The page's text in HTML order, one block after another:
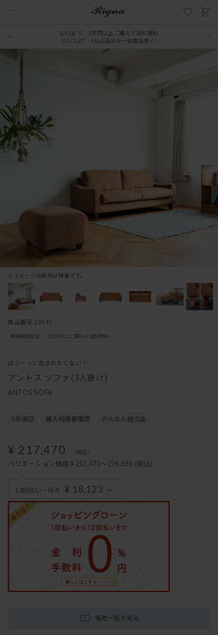
8/31まで 2万円以上ご購入で送料無料
（OUTLET・SALE品ほか一部商品除く）
ばふーっと包まれたくない？
アントス ソファ(3人掛け)
ANTOS SOFA
※イメージの張地は廃番です。
5年保証 搬入経路要確認 かんたん組立品
¥ 217,470 (税込)
バリエーション価格 ¥ 217,470～276,650 (税込)
12回払い・月々 ¥ 18,123 ～
張地一覧を見る
商品番号 23941